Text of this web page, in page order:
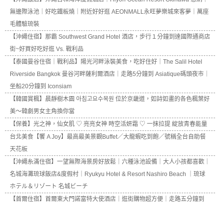
無邊際泳池｜好吃鐵板燒｜附近好好逛 AEONMALL永旺夢樂城來客夢｜萬座
毛體驗琉裝
【沖繩住宿】那霸 Southwest Grand Hotel 酒店，步行１分鐘到達國際通商店
街~好買好吃好逛 Vs. 戰利品
【泰國曼谷住宿｜戰利品】陽光河畔泳裝美食，吃好住好｜The Salil Hotel
Riverside Bangkok 曼谷河畔薩利爾酒店｜走路5分鐘到 Asiatique碼頭夜市｜
坐船20分鐘到 Iconsiam
【韓國賞楓】晨靜樹木園 아침고요수목원 位於京畿道，如詩如畫的各色楓葉好
美～韓劇男女主角換你當
【保養】光之神，仙女肌 ♡ 亮亮女神 時空活妍霜 ♡ 一抹拉提 綻放青春能量
台北美食【饗 A Joy】最高最美景觀Buffet／大龍蝦吃到飽／號稱全台自助餐
天花板
【沖繩糸滿住宿】一望無際海景房好放鬆｜六種泳池設備｜大人小孩都喜歡｜
名城海灘琉球飯店&度假村｜Ryukyu Hotel & Resort Nashiro Beach ｜琉球
ホテル＆リゾート 名城ビーチ
【首爾住宿】首爾東大門諾富特大使酒店｜逛街購物超方便｜走路五分鐘到